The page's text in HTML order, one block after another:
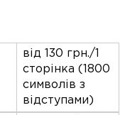
від 130 грн./1
сторінка (1800
символів з
відступами)